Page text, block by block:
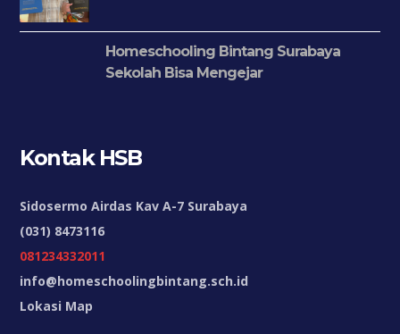
Homeschooling Bintang Surabaya
Sekolah Bisa Mengejar
Kontak HSB
Sidosermo Airdas Kav A-7 Surabaya
(031) 8473116
081234332011
info@homeschoolingbintang.sch.id
Lokasi Map